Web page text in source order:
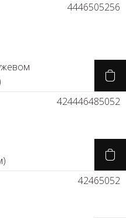
4446505256
424446485052
42465052